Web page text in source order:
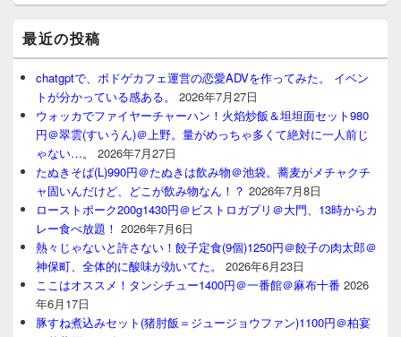
最近の投稿
chatgptで、ボドゲカフェ運営の恋愛ADVを作ってみた。 イベン
トが分かっている感ある。
2026年7月27日
ウォッカでファイヤーチャーハン！火焰炒飯＆坦坦面セット980
円＠翠雲(すいうん)＠上野。量がめっちゃ多くて絶対に一人前じ
ゃない…。
2026年7月27日
たぬきそば(L)990円＠たぬきは飲み物＠池袋。蕎麦がメチャクチ
ャ固いんだけど、どこが飲み物なん！？ 2026年7月8日
ローストポーク200g1430円＠ビストロガブリ＠大門、13時からカ
レー食べ放題！ 2026年7月6日
熱々じゃないと許さない！餃子定食(9個)1250円＠餃子の肉太郎＠
神保町、全体的に酸味が効いてた。
2026年6月23日
ここはオススメ！タンシチュー1400円＠一番館＠麻布十番 2026
年6月17日
豚すね煮込みセット(猪肘飯＝ジュージョウファン)1100円＠柏宴